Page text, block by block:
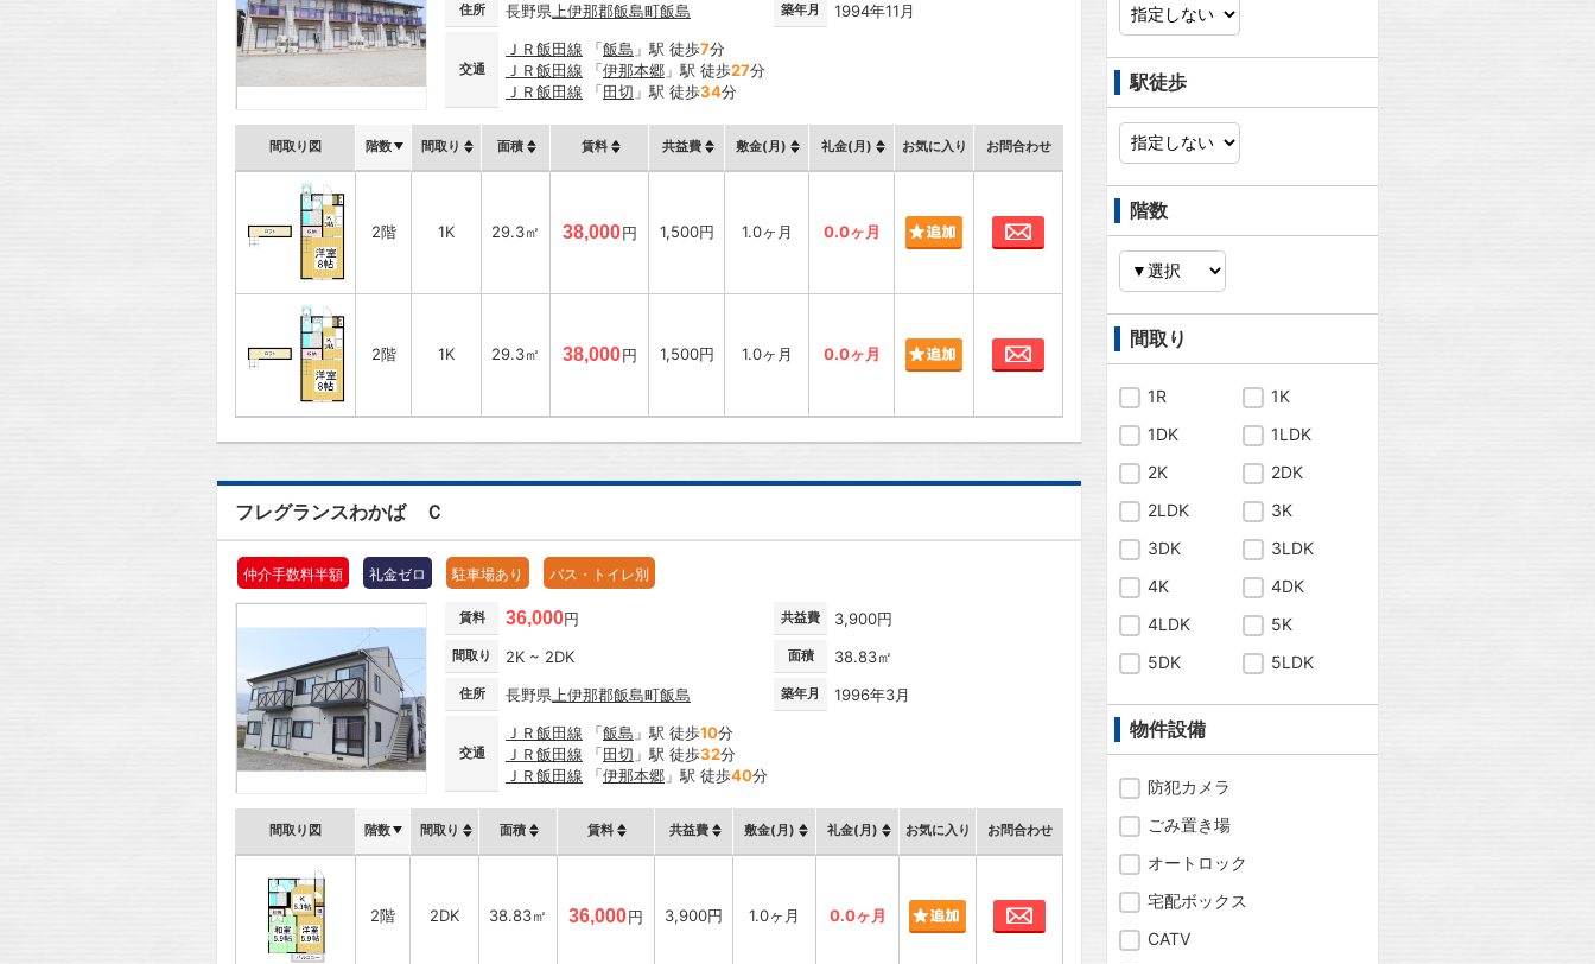
住所 長野県 上伊那郡飯島町飯島 築年月 1994年11月
交通
ＪＲ飯田線 「飯島 」駅 徒歩7分
ＪＲ飯田線 「伊那本郷 」駅 徒歩27分
ＪＲ飯田線 「田切 」駅 徒歩34分
間取り図 階数 間取り 面積 賃料 共益費 敷金(月) 礼金(月) お気に入り お問合わせ
2階 1K 29.3㎡ 38,000円 1,500円 1.0ヶ月 0.0ヶ月 お問合わせ
2階 1K 29.3㎡ 38,000円 1,500円 1.0ヶ月 0.0ヶ月
フレグランスわかば Ｃ
仲介手数料半額 礼金ゼロ 駐車場あり バス・トイレ別
賃料 36,000円 共益費 3,900円
間取り 2K ~ 2DK 面積 38.83㎡
住所 長野県 上伊那郡飯島町飯島 築年月 1996年3月
交通
ＪＲ飯田線 「飯島 」駅 徒歩10分
ＪＲ飯田線 「田切 」駅 徒歩32分
ＪＲ飯田線 「伊那本郷 」駅 徒歩40分
間取り図 階数 間取り 面積 賃料 共益費 敷金(月) 礼金(月) お気に入り お問合わせ
2階 2DK 38.83㎡ 36,000円 3,900円 1.0ヶ月 0.0ヶ月 お問合わせ
駅徒歩
階数
間取り
1R
1K
1DK
1LDK
2K
2DK
2LDK
3K
3DK
3LDK
4K
4DK
4LDK
5K
5DK
5LDK
物件設備
防犯カメラ
ごみ置き場
オートロック
宅配ボックス
CATV